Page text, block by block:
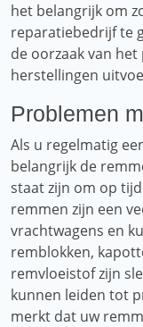
het belangrijk om
reparatiebedrijf te
de oorzaak van
herstellingen
Problemen
Als u regelmatig
belangrijk de
staat zijn om op
remmen zijn een
vrachtwagens en
remblokken,
remvloeistof zijn
kunnen leiden tot
merkt dat uw